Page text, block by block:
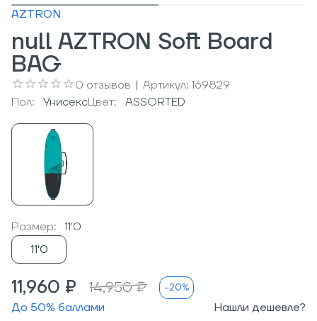
AZTRON
null AZTRON Soft Board
BAG
0 отзывов | Артикул: 169829
Пол:
УнисексЦвет: ASSORTED
Размер:
11'0
11'0
11,960 ₽ 14,950 ₽ -20%
До 50% баллами Нашли дешевле?